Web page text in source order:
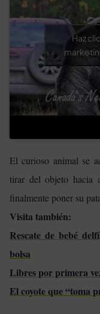
Haz
El curioso animal se
tirar del objeto hacia
finalmente poner su
Visita también:
Rescate de bebé
bolsa
Libres por primera
El coyote que “toma